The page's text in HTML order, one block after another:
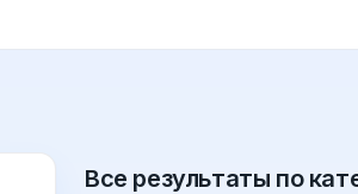
Все результаты по